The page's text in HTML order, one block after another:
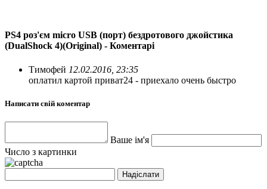
PS4 роз'єм micro USB (порт) бездротового джойстика
(DualShock 4)(Original) - Коментарі
Тимофей 12.02.2016, 23:35
оплатил картой приват24 - приехало очень быстро
Написати свій коментар
Ваше ім'я
Число з картинки